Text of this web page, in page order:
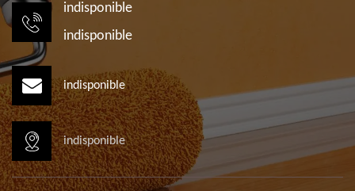
indisponible
indisponible
indisponible
indisponible